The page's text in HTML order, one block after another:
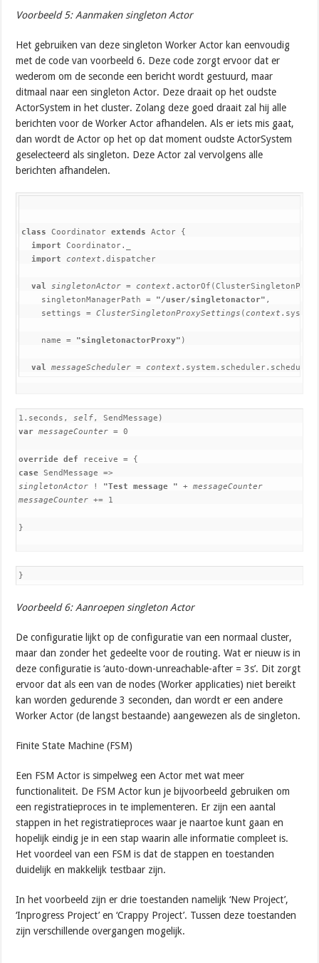
Voorbeeld 5: Aanmaken singleton Actor
Het gebruiken van deze singleton Worker Actor kan eenvoudig
met de code van voorbeeld 6. Deze code zorgt ervoor dat er
wederom om de seconde een bericht wordt gestuurd, maar
ditmaal naar een singleton Actor. Deze draait op het oudste
ActorSystem in het cluster. Zolang deze goed draait zal hij alle
berichten voor de Worker Actor afhandelen. Als er iets mis gaat,
dan wordt de Actor op het op dat moment oudste ActorSystem
geselecteerd als singleton. Deze Actor zal vervolgens alle
berichten afhandelen.
class Coordinator extends Actor {
import Coordinator._
import context .dispatcher
val singletonActor = context
    singletonManagerPath =
"/user/singletonactor" ,
    settings =
ClusterSingletonProxySettings ( context
    name =
"singletonactorProxy" )
val messageScheduler = context
1.seconds,self, SendMessage)
varmessageCounter= 0
override def
receive = {
caseSendMessage =>
singletonActor
! "Test message "+messageCounter
messageCounter+= 1
}
}
Voorbeeld 6: Aanroepen singleton Actor
De configuratie lijkt op de configuratie van een normaal cluster,
maar dan zonder het gedeelte voor de routing. Wat er nieuw is in
deze configuratie is ‘auto-down-unreachable-after = 3s’. Dit zorgt
ervoor dat als een van de nodes (Worker applicaties) niet bereikt
kan worden gedurende 3 seconden, dan wordt er een andere
Worker Actor (de langst bestaande) aangewezen als de singleton.
Finite State Machine (FSM)
Een FSM Actor is simpelweg een Actor met wat meer
functionaliteit. De FSM Actor kun je bijvoorbeeld gebruiken om
een registratieproces in te implementeren. Er zijn een aantal
stappen in het registratieproces waar je naartoe kunt gaan en
hopelijk eindig je in een stap waarin alle informatie compleet is.
Het voordeel van een FSM is dat de stappen en toestanden
duidelijk en makkelijk testbaar zijn.
In het voorbeeld zijn er drie toestanden namelijk ‘New Project’,
‘Inprogress Project’ en ‘Crappy Project’. Tussen deze toestanden
zijn verschillende overgangen mogelijk.